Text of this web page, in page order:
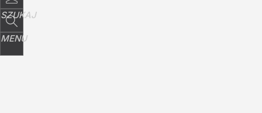
SZUKAJ
MENU